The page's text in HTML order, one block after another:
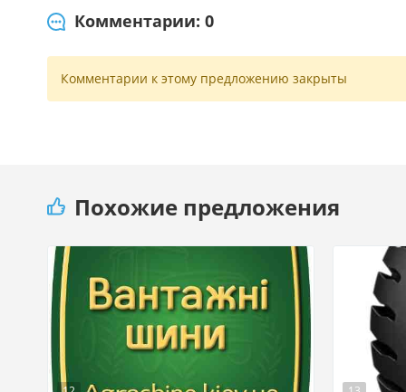
Комментарии: 0
Комментарии к этому предложению закрыты
Похожие предложения